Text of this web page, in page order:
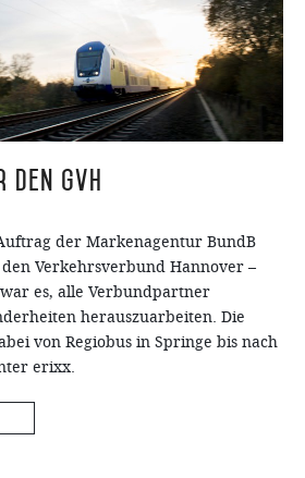
GVH
der Markenagentur BundB
Verkehrsverbund Hannover –
es, alle Verbundpartner
herauszuarbeiten. Die
von Regiobus in Springe bis nach
erixx.